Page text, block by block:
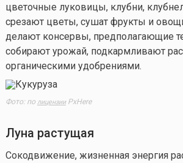
цветочные луковицы, клубни,
срезают цветы, сушат фрукты и
делают консервы, предполагающие
собирают урожай, подкармливают
органическими удобрениями.
Фото: по лицензииPxHere
Луна растущая
Сокодвижение, жизненная энергия